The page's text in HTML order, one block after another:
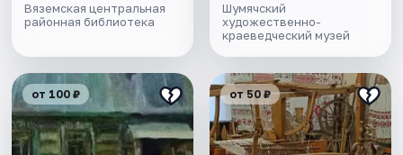
Вяземская центральная
районная библиотека
Шумячский
художественно-
краеведческий музей
от 100 ₽ от 50 ₽